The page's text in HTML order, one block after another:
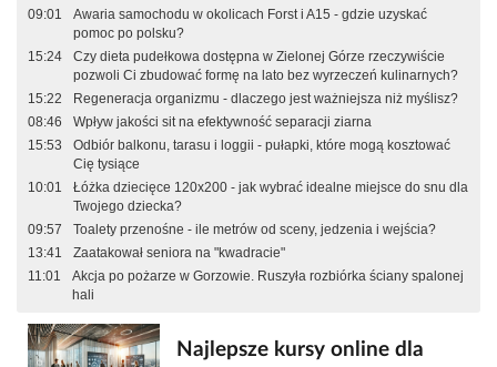
09:01
Awaria samochodu w okolicach Forst i A15 - gdzie uzyskać
pomoc po polsku?
15:24
Czy dieta pudełkowa dostępna w Zielonej Górze rzeczywiście
pozwoli Ci zbudować formę na lato bez wyrzeczeń kulinarnych?
15:22
Regeneracja organizmu - dlaczego jest ważniejsza niż myślisz?
08:46
Wpływ jakości sit na efektywność separacji ziarna
15:53
Odbiór balkonu, tarasu i loggii - pułapki, które mogą kosztować
Cię tysiące
10:01
Łóżka dziecięce 120x200 - jak wybrać idealne miejsce do snu dla
Twojego dziecka?
09:57
Toalety przenośne - ile metrów od sceny, jedzenia i wejścia?
13:41
Zaatakował seniora na "kwadracie"
11:01
Akcja po pożarze w Gorzowie. Ruszyła rozbiórka ściany spalonej
hali
Najlepsze kursy online dla